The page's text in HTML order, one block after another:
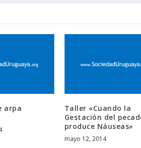
arpa
Taller «Cuando la
Gestación del
produce Náuseas»
mayo 12, 2014